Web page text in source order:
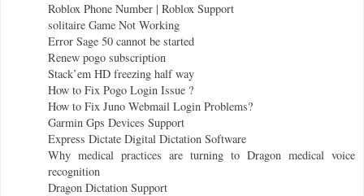
Roblox Phone Number | Roblox Support
solitaire Game Not Working
Error Sage 50 cannot be started
Renew pogo subscription
Stack’em HD freezing half way
How to Fix Pogo Login Issue ?
How to Fix Juno Webmail Login Problems?
Garmin Gps Devices Support
Express Dictate Digital Dictation Software
Why medical practices are turning to Dragon medical voice
recognition
Dragon Dictation Support